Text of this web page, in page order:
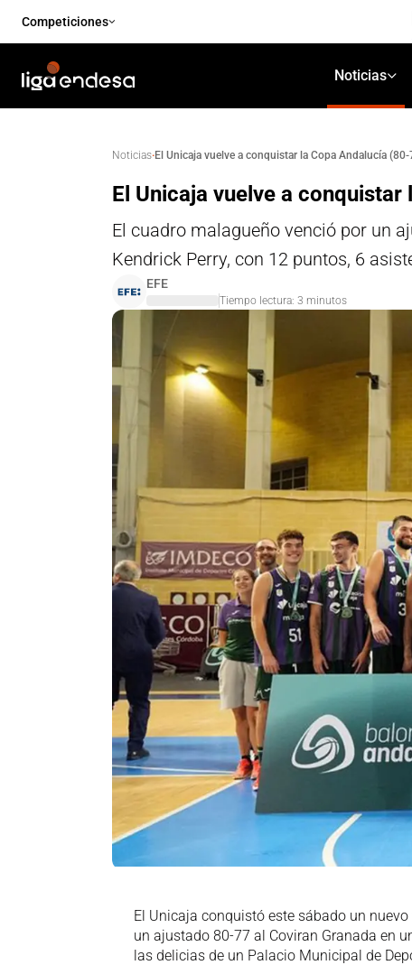
Competiciones
Noticias
Noticias·El Unicaja vuelve a conquistar la Copa Andalucía
El Unicaja vuelve a
El cuadro malagueño venció por un
Kendrick Perry, con 12 puntos, 6
EFE
Tiempo lectura: 3 minutos
El Unicaja conquistó este sábado un
un ajustado 80-77 al Coviran Granada en
las delicias de un Palacio Municipal de